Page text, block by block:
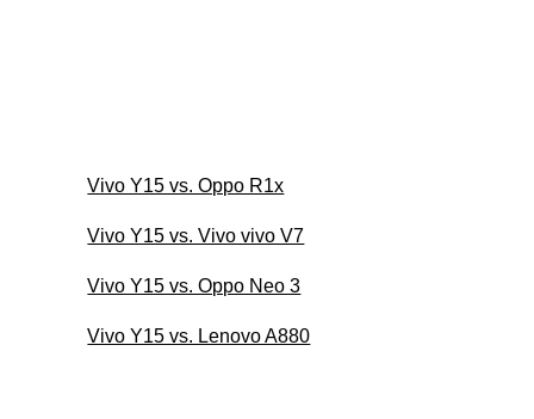
Vivo Y15 vs. Oppo R1x
Vivo Y15 vs. Vivo vivo V7
Vivo Y15 vs. Oppo Neo 3
Vivo Y15 vs. Lenovo A880